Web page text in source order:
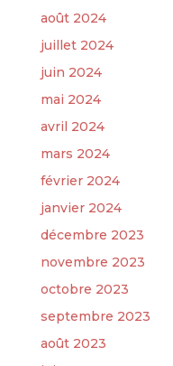
août 2024
juillet 2024
juin 2024
mai 2024
avril 2024
mars 2024
février 2024
janvier 2024
décembre 2023
novembre 2023
octobre 2023
septembre 2023
août 2023